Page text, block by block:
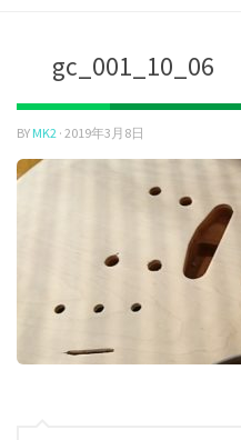
gc_001_10_06
BY MK2 · 2019年3月8日